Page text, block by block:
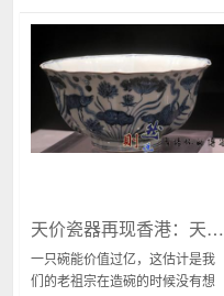
天价瓷器再现香港：天青色的烟雨，青花瓷的China
一只碗能价值过亿，这估计是我
们的老祖宗在造碗的时候没有想